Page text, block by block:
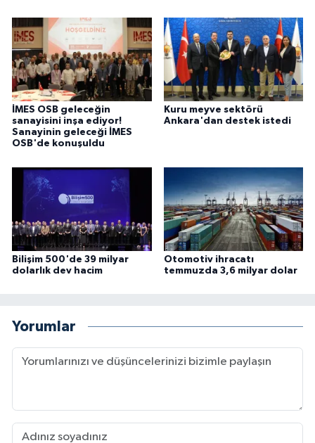
İMES OSB geleceğin
sanayisini inşa ediyor!
Sanayinin geleceği İMES
OSB'de konuşuldu
Kuru meyve sektörü
Ankara'dan destek istedi
Bilişim 500'de 39 milyar
dolarlık dev hacim
Otomotiv ihracatı
temmuzda 3,6 milyar dolar
Yorumlar